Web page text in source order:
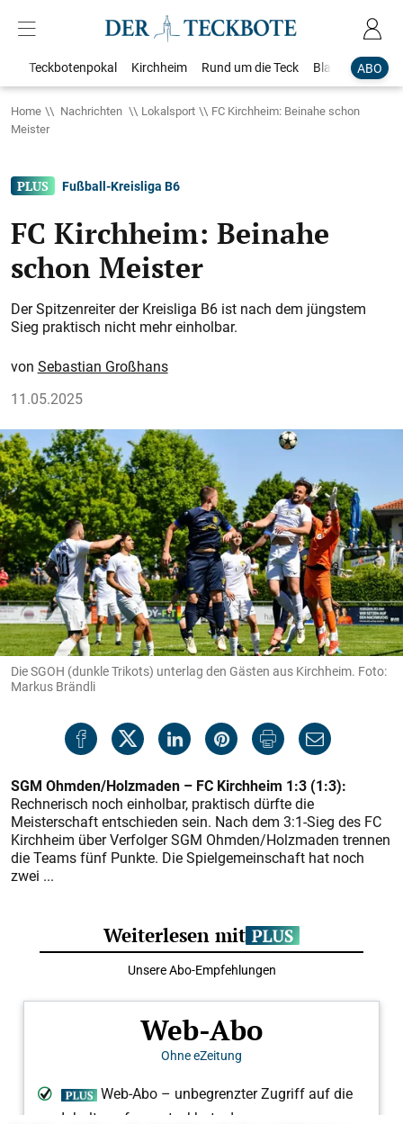
ABO
Teckbotenpokal Kirchheim Rund um die Teck Blaulicht
Home Nachrichten Lokalsport
FC Kirchheim: Beinahe schon
Meister
Fußball-Kreisliga B6
FC Kirchheim: Beinahe
schon Meister
Der Spitzenreiter der Kreisliga B6 ist nach dem jüngstem
Sieg praktisch nicht mehr einholbar.
Sebastian Großhans
11.05.2025
Die SGOH (dunkle Trikots) unterlag den Gästen aus Kirchheim. Foto:
Markus Brändli
SGM Ohmden/Holzmaden – FC Kirchheim 1:3 (1:3):
Rechnerisch noch einholbar, praktisch dürfte die
Meisterschaft entschieden sein. Nach dem 3:1-Sieg des FC
Kirchheim über Verfolger SGM Ohmden/Holzmaden trennen
die Teams fünf Punkte. Die Spielgemeinschaft hat noch
zwei ...